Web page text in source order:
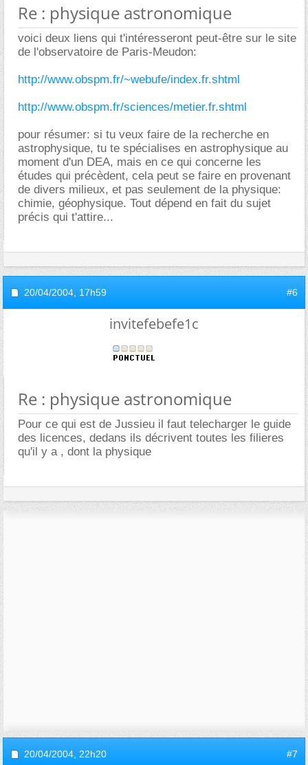
Re : physique astronomique
voici deux liens qui t'intéresseront peut-être sur le site
de l'observatoire de Paris-Meudon:
http://www.obspm.fr/~webufe/index.fr.shtml
http://www.obspm.fr/sciences/metier.fr.shtml
pour résumer: si tu veux faire de la recherche en
astrophysique, tu te spécialises en astrophysique au
moment d'un DEA, mais en ce qui concerne les
études qui précèdent, cela peut se faire en provenant
de divers milieux, et pas seulement de la physique:
chimie, géophysique. Tout dépend en fait du sujet
précis qui t'attire...
20/04/2004, 17h59 #6
invitefebefe1c
Re : physique astronomique
Pour ce qui est de Jussieu il faut telecharger le guide
des licences, dedans ils décrivent toutes les filieres
qu'il y a , dont la physique
20/04/2004, 22h20 #7